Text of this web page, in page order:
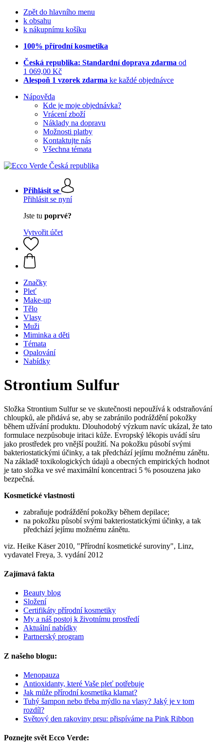
Zpět do hlavního menu
k obsahu
k nákupnímu košíku
100% přírodní kosmetika
Česká republika: Standardní doprava zdarma od
1 069,00 Kč
Alespoň 1 vzorek zdarma ke každé objednávce
Nápověda
Kde je moje objednávka?
Vrácení zboží
Náklady na dopravu
Možnosti platby
Kontaktujte nás
Všechna témata
Přihlásit se
Přihlásit se nyní
Jste tu poprvé?
Vytvořit účet
Značky
Pleť
Make-up
Tělo
Vlasy
Muži
Miminka a děti
Témata
Opalování
Nabídky
Strontium Sulfur
Složka Strontium Sulfur se ve skutečnosti nepoužívá k odstraňování
chloupků, ale přidává se, aby se zabránilo podráždění pokožky
během užívání produktu. Dlouhodobý výzkum navíc ukázal, že tato
formulace nezpůsobuje iritaci kůže. Evropský lékopis uvádí síru
jako prostředek pro vnější použití. Na pokožku působí svými
bakteriostatickými účinky, a tak předchází jejímu možnému zánětu.
Na základě toxikologických údajů a obecných empirických hodnot
je tato složka ve své maximální koncentraci 5 % posouzena jako
bezpečná.
Kosmetické vlastnosti
zabraňuje podráždění pokožky během depilace;
na pokožku působí svými bakteriostatickými účinky, a tak
předchází jejímu možnému zánětu.
viz. Heike Käser 2010, "Přírodní kosmetické suroviny", Linz,
vydavatel Freya, 3. vydání 2012
Zajímavá fakta
Beauty blog
Složení
Certifikáty přírodní kosmetiky
My a náš postoj k životnímu prostředí
Aktuální nabídky
Partnerský program
Z našeho blogu:
Menopauza
Antioxidanty, které Vaše pleť potřebuje
Jak může přírodní kosmetika klamat?
Tuhý šampon nebo třeba mýdlo na vlasy? Jaký je v tom
rozdíl?
Světový den rakoviny prsu: přispíváme na Pink Ribbon
Poznejte svět Ecco Verde: